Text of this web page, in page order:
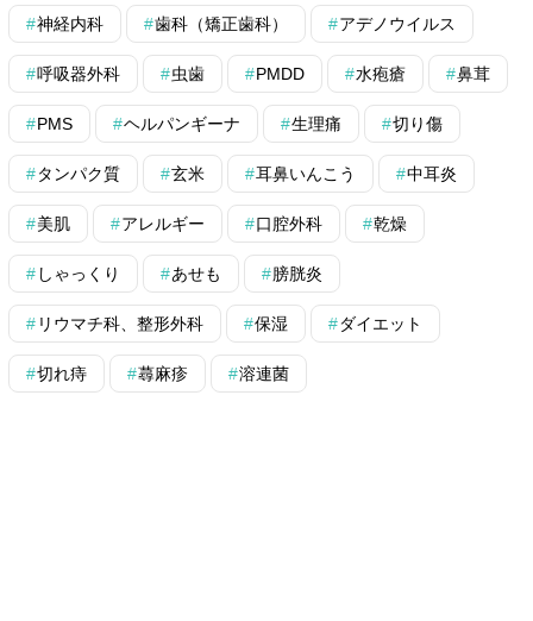
神経内科 歯科（矯正歯科） アデノウイルス
呼吸器外科 虫歯 PMDD 水疱瘡 鼻茸
PMS ヘルパンギーナ 生理痛 切り傷
タンパク質 玄米 耳鼻いんこう 中耳炎
美肌 アレルギー 口腔外科 乾燥
しゃっくり あせも 膀胱炎
リウマチ科、整形外科 保湿 ダイエット
切れ痔 蕁麻疹 溶連菌